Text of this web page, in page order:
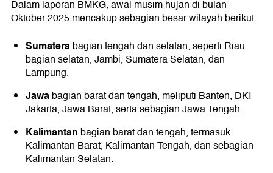
Dalam laporan BMKG, awal musim hujan di bulan
Oktober 2025 mencakup sebagian besar wilayah berikut:
Sumaterabagian tengah dan selatan, seperti Riau
bagian selatan, Jambi, Sumatera Selatan, dan
Lampung.
Jawabagian barat dan tengah, meliputi Banten, DKI
Jakarta, Jawa Barat, serta sebagian Jawa Tengah.
Kalimantan bagian barat dan tengah, termasuk
Kalimantan Barat, Kalimantan Tengah, dan sebagian
Kalimantan Selatan.